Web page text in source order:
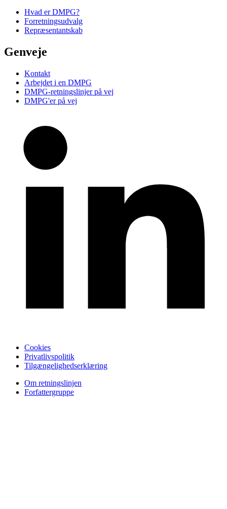
Hvad er DMPG?
Forretningsudvalg
Repræsentantskab
Genveje
Kontakt
Arbejdet i en DMPG
DMPG-retningslinjer på vej
DMPG'er på vej
Cookies
Privatlivspolitik
Tilgængelighedserklæring
Om retningslinjen
Forfattergruppe